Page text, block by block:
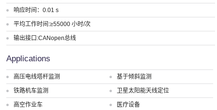
响应时间：0.01 s
平均工作时间:≥55000 小时/次
输出接口:CANopen总线
Applications
高压电线塔杆监测
铁路机车监测
高空作业车
基于倾斜监测
卫星太阳能天线定位
医疗设备